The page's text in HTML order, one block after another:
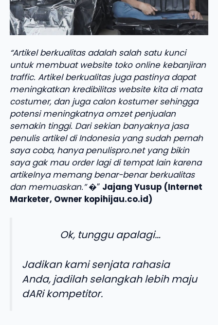
“Artikel berkualitas adalah salah satu kunci
untuk membuat website toko online kebanjiran
traffic. Artikel berkualitas juga pastinya dapat
meningkatkan kredibilitas website kita di mata
costumer, dan juga calon kostumer sehingga
potensi meningkatnya omzet penjualan
semakin tinggi. Dari sekian banyaknya jasa
penulis artikel di Indonesia yang sudah pernah
saya coba, hanya penulispro.net yang bikin
saya gak mau order lagi di tempat lain karena
artikelnya memang benar-benar berkualitas
dan memuaskan.”�” Jajang Yusup (Internet
Marketer, Owner kopihijau.co.id)
Ok, tunggu apalagi…
Jadikan kami senjata rahasia
Anda, jadilah selangkah lebih maju
dARi kompetitor.